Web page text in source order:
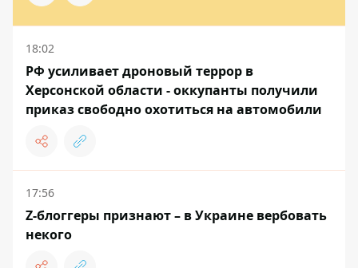
18:02
РФ усиливает дроновый террор в
Херсонской области - оккупанты получили
приказ свободно охотиться на автомобили
17:56
Z-блоггеры признают – в Украине вербовать
некого